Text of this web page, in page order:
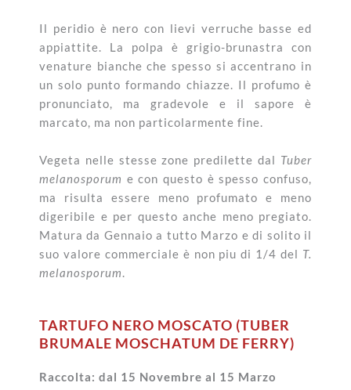
Il peridio è nero con lievi verruche basse ed
appiattite. La polpa è grigio-brunastra con
venature bianche che spesso si accentrano in
un solo punto formando chiazze. Il profumo è
pronunciato, ma gradevole e il sapore è
marcato, ma non particolarmente fine.
Vegeta nelle stesse zone predilette dal Tuber
melanosporum e con questo è spesso confuso,
ma risulta essere meno profumato e meno
digeribile e per questo anche meno pregiato.
Matura da Gennaio a tutto Marzo e di solito il
suo valore commerciale è non piu di 1/4 del T.
melanosporum.
TARTUFO NERO MOSCATO (TUBER
BRUMALE MOSCHATUM DE FERRY)
Raccolta: dal 15 Novembre al 15 Marzo